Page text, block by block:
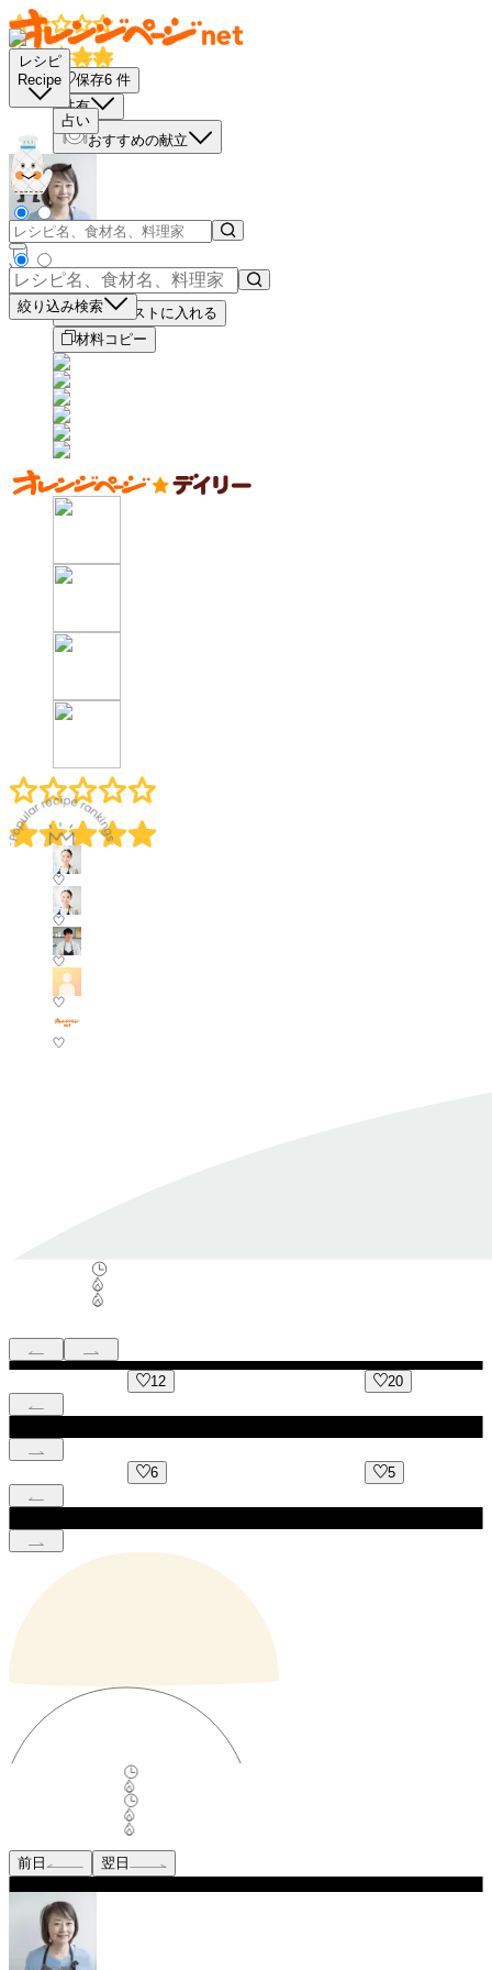
レシピ
Recipe
占い
絞り込み検索
保存6 件
共有
おすすめの献立
－
＋
買い物リストに入れる
材料コピー
12 20
6 5
前日 翌日